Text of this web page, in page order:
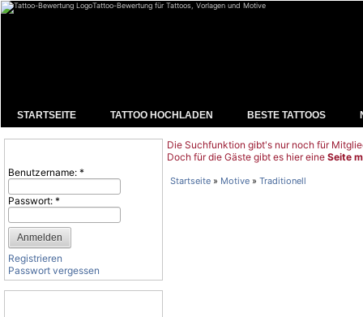
Tattoo-Bewertung für Tattoos, Vorlagen und Motive
STARTSEITE TATTOO HOCHLADEN BESTE TATTOOS
Benutzername: *
Passwort: *
Registrieren
Passwort vergessen
Die Suchfunktion gibt's nur noch für
Doch für die Gäste gibt es hier eine Seite
Startseite » Motive » Traditionell